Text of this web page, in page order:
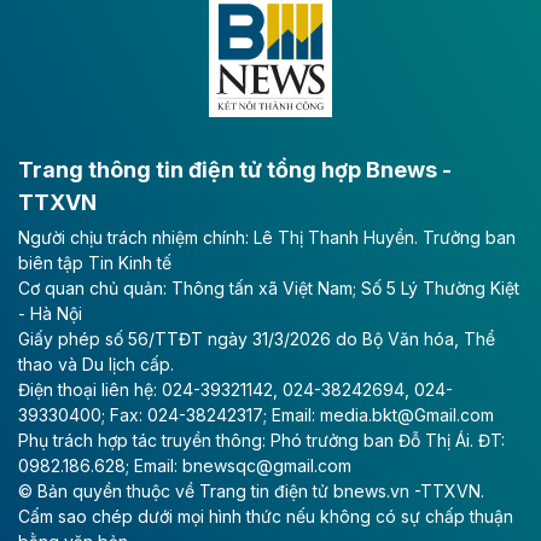
lực phát triển kinh tế - xã hội khu vực phía Nam đồng
Long Thành
Tổng công ty Cảng hàng không Việt Nam - CTCP
(ACV) vừa lập kỷ lục mới về lợi nhuận trong quý
II/2026.
Theo baodautu.vn
Vinaconex lập đỉnh doanh thu
Tổng CTCP Xuất nhập khẩu và Xây dựng Việt Nam
(Vinaconex) đã khép lại nửa đầu năm với doanh thu
thuần gần 7.268 tỷ đồng, tăng 4% so với cùng kỳ và
cũng là mức cao nhất lịch sử hoạt động của doanh
nghiệp.
Trang thông tin điện tử tổng hợp Bnews -
TTXVN
Người chịu trách nhiệm chính: Lê Thị Thanh Huyền. Trưởng ban
biên tập Tin Kinh tế
Cơ quan chủ quản: Thông tấn xã Việt Nam; Số 5 Lý Thường Kiệt
- Hà Nội
Giấy phép số 56/TTĐT ngày 31/3/2026 do Bộ Văn hóa, Thể
thao và Du lịch cấp.
Điện thoại liên hệ: 024-39321142, 024-38242694, 024-
39330400; Fax: 024-38242317; Email: media.bkt@Gmail.com
Phụ trách hợp tác truyền thông: Phó trưởng ban Đỗ Thị Ái. ĐT:
0982.186.628; Email: bnewsqc@gmail.com
© Bản quyền thuộc về Trang tin điện tử bnews.vn -TTXVN.
Cấm sao chép dưới mọi hình thức nếu không có sự chấp thuận